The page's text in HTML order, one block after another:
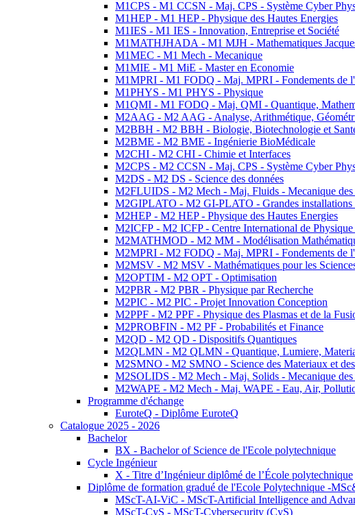
M1CPS - M1 CCSN - Maj. CPS - Système Cyber
M1HEP - M1 HEP - Physique des Hautes Energies
M1IES - M1 IES - Innovation, Entreprise et Société
M1MATHJHADA - M1 MJH - Mathematiques
M1MEC - M1 Mech - Mecanique
M1MIE - M1 MiE - Master en Economie
M1MPRI - M1 FODQ - Maj. MPRI - Fondements de
M1PHYS - M1 PHYS - Physique
M1QMI - M1 FODQ - Maj. QMI - Quantique,
M2AAG - M2 AAG - Analyse, Arithmétique,
M2BBH - M2 BBH - Biologie, Biotechnologie et
M2BME - M2 BME - Ingénierie BioMédicale
M2CHI - M2 CHI - Chimie et Interfaces
M2CPS - M2 CCSN - Maj. CPS - Système Cyber
M2DS - M2 DS - Science des données
M2FLUIDS - M2 Mech - Maj. Fluids - Mecanique des
M2GIPLATO - M2 GI-PLATO - Grandes installations
M2HEP - M2 HEP - Physique des Hautes Energies
M2ICFP - M2 ICFP - Centre International de Physique
M2MATHMOD - M2 MM - Modélisation
M2MPRI - M2 FODQ - Maj. MPRI - Fondements de
M2MSV - M2 MSV - Mathématiques pour les
M2OPTIM - M2 OPT - Optimisation
M2PBR - M2 PBR - Physique par Recherche
M2PIC - M2 PIC - Projet Innovation Conception
M2PPF - M2 PPF - Physique des Plasmas et de la
M2PROBFIN - M2 PF - Probabilités et Finance
M2QD - M2 QD - Dispositifs Quantiques
M2QLMN - M2 QLMN - Quantique, Lumiere,
M2SMNO - M2 SMNO - Science des Materiaux et
M2SOLIDS - M2 Mech - Maj. Solids - Mecanique des
M2WAPE - M2 Mech - Maj. WAPE - Eau, Air,
Programme d'échange
EuroteQ - Diplôme EuroteQ
Catalogue 2025 - 2026
Bachelor
BX - Bachelor of Science de l'Ecole polytechnique
Cycle Ingénieur
X - Titre d’Ingénieur diplômé de l’École polytechnique
Diplôme de formation gradué de l'Ecole Polytechnique -
MScT-AI-ViC - MScT-Artificial Intelligence and
MScT-CyS - MScT-Cybersecurity (CyS)